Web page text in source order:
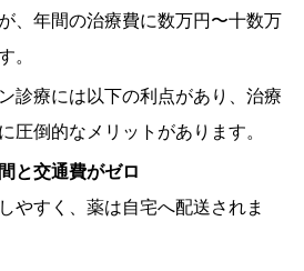
、年間の治療費に数万円〜十数万
。
診療には以下の利点があり、治療
圧倒的なメリットがあります。
と交通費がゼロ
やすく、薬は自宅へ配送されま